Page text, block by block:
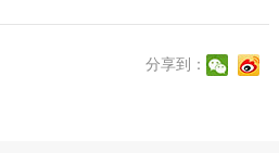
分享到：